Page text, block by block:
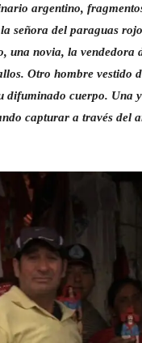
argentino,
señora del paraguas
una novia, la vendedora
Otro hombre vestido
difuminado cuerpo. Una
capturar a través